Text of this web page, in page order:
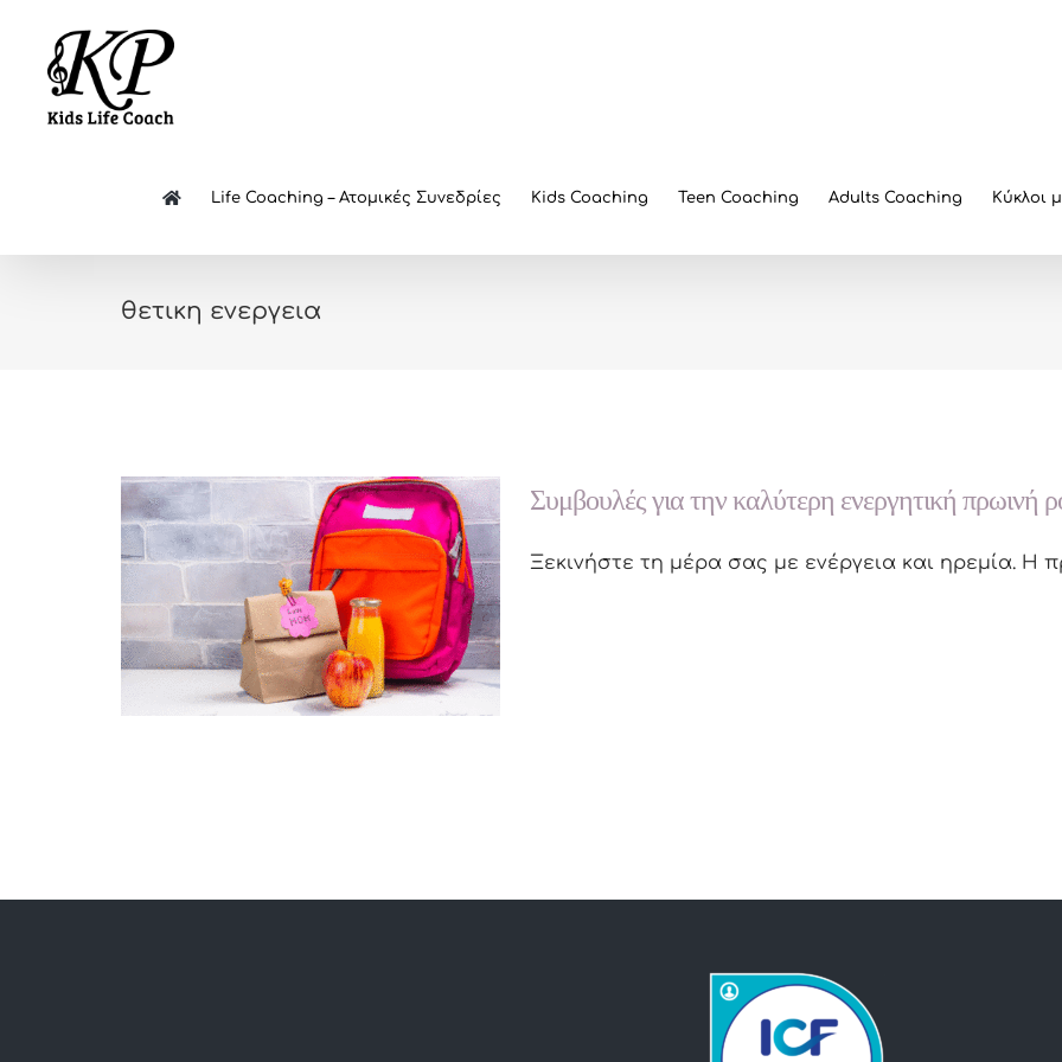
content
Life Coaching – Ατομικές Συνεδρίες Kids Coaching Teen Coaching Adults Coaching Κύκλοι
θετικη ενεργεια
Συμβουλές για την καλύτερη ενεργητική πρωινή
Ξεκινήστε τη μέρα σας με ενέργεια και ηρεμία. Η